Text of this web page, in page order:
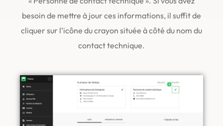
besoin de mettre à jour ces informations, il suffit de
cliquer sur l’icône du crayon située à côté du nom du
contact technique.